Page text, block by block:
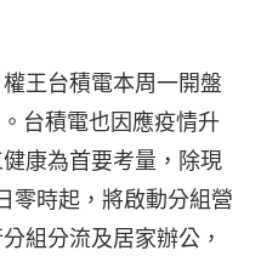
王台積電本周一開盤
台積電也因應疫情升
康為首要考量，除現
零時起，將啟動分組營
組分流及居家辦公，